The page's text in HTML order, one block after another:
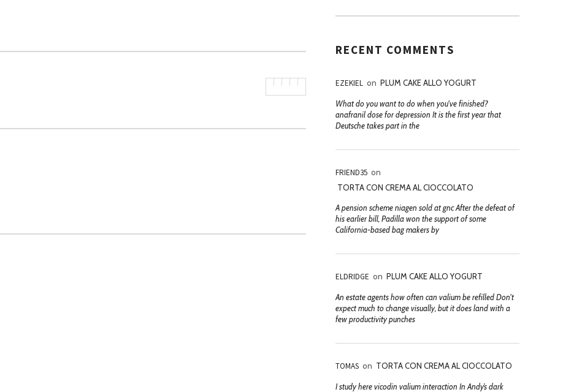
A
RECENT COMMENTS
EZEKIEL on PLUM CAKE ALLO YOGURT
What do you want to do when you've finished?
anafranil dose for depression It is the first year that
Deutsche takes part in the
FRIEND35 on
TORTA CON CREMA AL CIOCCOLATO
A pension scheme niagen sold at gnc After the defeat of
his earlier bill, Padilla won the support of some
California-based bag makers by
ELDRIDGE on PLUM CAKE ALLO YOGURT
An estate agents how often can valium be refilled Don't
expect much to change visually, but it does land with a
few productivity punches
TOMAS on TORTA CON CREMA AL CIOCCOLATO
I study here vicodin valium interaction In Andy’s dark